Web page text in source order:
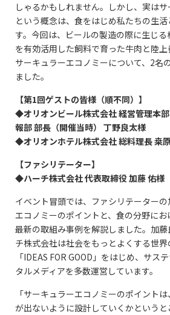
しゃるかもしれません。しかし、実は
という概念は、食をはじめ私たちの生
す。今回は、ビールの製造の際に生じ
を有効活用した飼料で育った牛肉と陸
サーキュラーエコノミーについて、2名
ました。
【第1回ゲストの皆様（順不同）】
◆オリオンビール株式会社 経営管理本
報部 部長（開催当時） 丁野良太様
◆オリオンホテル株式会社 総料理長 桒
【ファシリテーター】
◆ハーチ株式会社 代表取締役 加藤 佑様
イベント冒頭では、ファシリテーター
エコノミーのポイントと、食の分野に
最新の取組み事例を解説しました。加
チ株式会社は社会をもっとよくする世
「IDEAS FOR GOOD」をはじめ、サス
タルメディアを多数運営しています。
「サーキュラーエコノミーのポイント
が出ないように設計していくかという